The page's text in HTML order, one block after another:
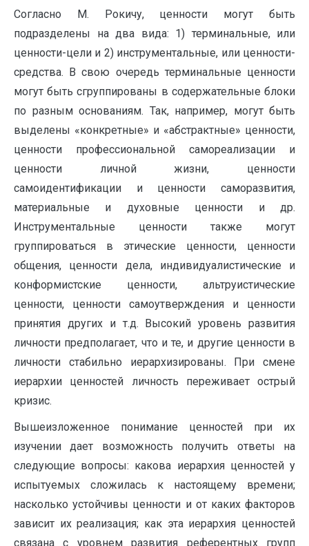
Согласно М. Рокичу, ценности могут быть
подразделены на два вида: 1) терминальные, или
ценности-цели и 2) инструментальные, или ценности-
средства. В свою очередь терминальные ценности
могут быть сгруппированы в содержательные блоки
по разным основаниям. Так, например, могут быть
выделены «конкретные» и «абстрактные» ценности,
ценности профессиональной самореализации и
ценности личной жизни, ценности
самоидентификации и ценности саморазвития,
материальные и духовные ценности и др.
Инструментальные ценности также могут
группироваться в этические ценности, ценности
общения, ценности дела, индивидуалистические и
конформистские ценности, альтруистические
ценности, ценности самоутверждения и ценности
принятия других и т.д. Высокий уровень развития
личности предполагает, что и те, и другие ценности в
личности стабильно иерархизированы. При смене
иерархии ценностей личность переживает острый
кризис.
Вышеизложенное понимание ценностей при их
изучении дает возможность получить ответы на
следующие вопросы: какова иерархия ценностей у
испытуемых сложилась к настоящему времени;
насколько устойчивы ценности и от каких факторов
зависит их реализация; как эта иерархия ценностей
связана с уровнем развития референтных групп